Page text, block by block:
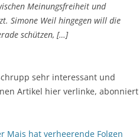
Meinungsfreiheit und
Simone Weil hingegen will die
schützen, […]
sehr interessant und
Artikel hier verlinke, abonniert
Mais hat verheerende Folgen